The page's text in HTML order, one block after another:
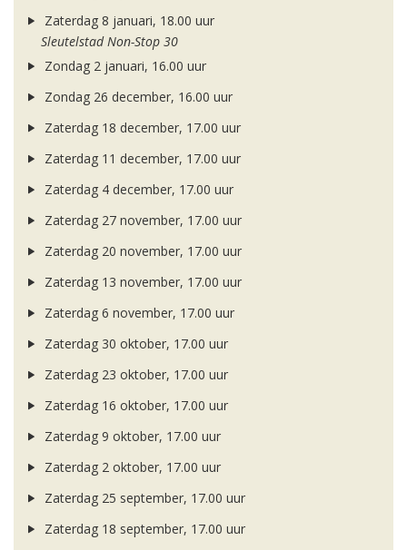
Zaterdag 8 januari, 18.00 uur
Sleutelstad Non-Stop 30
Zondag 2 januari, 16.00 uur
Zondag 26 december, 16.00 uur
Zaterdag 18 december, 17.00 uur
Zaterdag 11 december, 17.00 uur
Zaterdag 4 december, 17.00 uur
Zaterdag 27 november, 17.00 uur
Zaterdag 20 november, 17.00 uur
Zaterdag 13 november, 17.00 uur
Zaterdag 6 november, 17.00 uur
Zaterdag 30 oktober, 17.00 uur
Zaterdag 23 oktober, 17.00 uur
Zaterdag 16 oktober, 17.00 uur
Zaterdag 9 oktober, 17.00 uur
Zaterdag 2 oktober, 17.00 uur
Zaterdag 25 september, 17.00 uur
Zaterdag 18 september, 17.00 uur